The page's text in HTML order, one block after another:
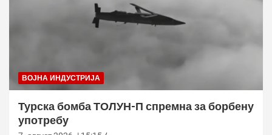
ВОЈНА ИНДУСТРИЈА
Турска бомба ТОЛУН-П спремна за борбену
употребу